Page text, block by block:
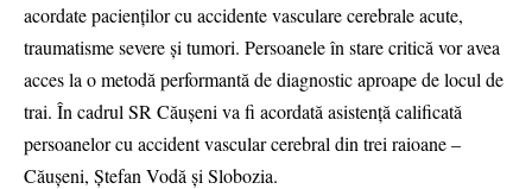
acordate pacienților cu accidente vasculare cerebrale acute,
traumatisme severe și tumori. Persoanele în stare critică vor avea
acces la o metodă performantă de diagnostic aproape de locul de
trai. În cadrul SR Căușeni va fi acordată asistență calificată
persoanelor cu accident vascular cerebral din trei raioane –
Căușeni, Ștefan Vodă și Slobozia.